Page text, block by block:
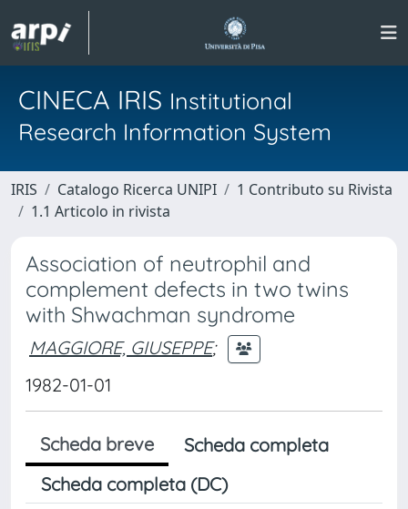
CINECA IRIS Institutional
Research Information System
IRIS Catalogo Ricerca UNIPI
1 Contributo su Rivista
1.1 Articolo in rivista
Association of neutrophil and
complement defects in two twins
with Shwachman syndrome
MAGGIORE, GIUSEPPE;
1982-01-01
Scheda breve
Scheda completa
Scheda completa (DC)